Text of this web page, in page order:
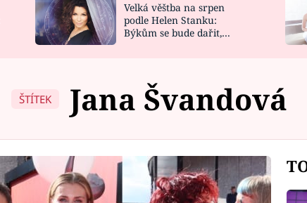
NOVINKY
VIDEORECEPTY
DESIGN
Velká věštba na srpen
podle Helen Stanku:
Býkům se bude dařit,
ŠTÍTEK Jana Švandová